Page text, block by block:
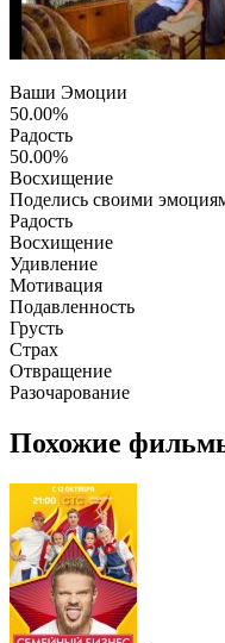
Ваши Эмоции
50.00%
Радость
50.00%
Восхищение
Поделись своими
Радость
Восхищение
Удивление
Мотивация
Подавленность
Грусть
Страх
Отвращение
Разочарование
Похожие